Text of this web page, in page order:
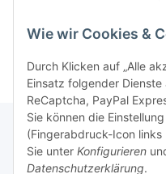
Rechtliche Hinweise
Wie wir Cookies &
Durch Klicken auf „Alle
Einsatz folgender Dienste
ReCaptcha, PayPal
Sie können die
(Fingerabdruck-Icon links
Sie unter Konfigurieren
Datenschutzerklärung.